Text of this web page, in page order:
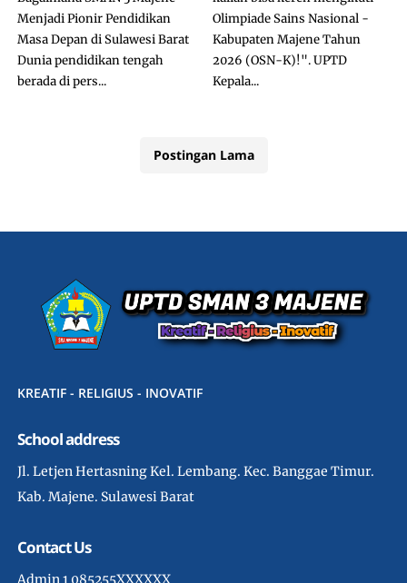
Pionir Pendidikan
Masa Depan di
Sulawesi Barat
Menjadi Pionir Pendidikan
Masa Depan di Sulawesi Barat
Dunia pendidikan tengah
berada di pers...
Majene Tahun 2026
Olimpiade Sains Nasional -
Kabupaten Majene Tahun
2026 (OSN-K)!". UPTD
Kepala...
Postingan Lama
KREATIF - RELIGIUS - INOVATIF
School address
Jl. Letjen Hertasning Kel. Lembang. Kec. Banggae Timur.
Kab. Majene. Sulawesi Barat
Contact Us
Admin 1 085255XXXXXX